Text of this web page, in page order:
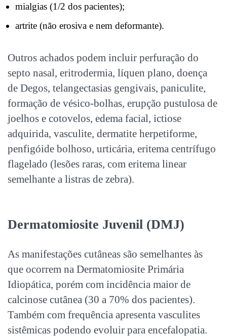
mialgias (1/2 dos pacientes);
artrite (não erosiva e nem deformante).
Outros achados podem incluir perfuração do
septo nasal, eritrodermia, líquen plano, doença
de Degos, telangectasias gengivais, paniculite,
formação de vésico-bolhas, erupção pustulosa de
joelhos e cotovelos, edema facial, ictiose
adquirida, vasculite, dermatite herpetiforme,
penfigóide bolhoso, urticária, eritema centrífugo
flagelado (lesões raras, com eritema linear
semelhante a listras de zebra).
Dermatomiosite Juvenil (DMJ)
As manifestações cutâneas são semelhantes às
que ocorrem na Dermatomiosite Primária
Idiopática, porém com incidência maior de
calcinose cutânea (30 a 70% dos pacientes).
Também com frequência apresenta vasculites
sistêmicas podendo evoluir para encefalopatia.